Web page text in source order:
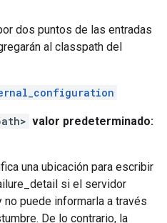
dos puntos de las entradas
al classpath del
valor predeterminado:
una ubicación para escribir
si el servidor
no puede informarla a través
De lo contrario, la